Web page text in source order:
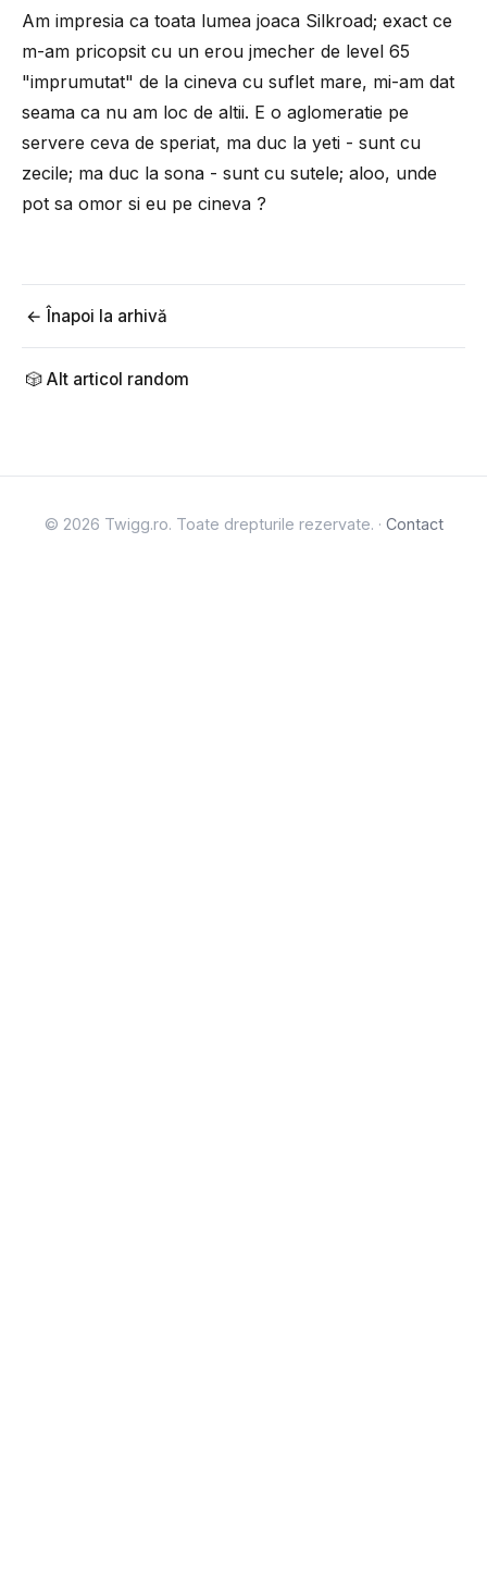
Am impresia ca toata lumea joaca Silkroad; exact ce
m-am pricopsit cu un erou jmecher de level 65
"imprumutat" de la cineva cu suflet mare, mi-am dat
seama ca nu am loc de altii. E o aglomeratie pe
servere ceva de speriat, ma duc la yeti - sunt cu
zecile; ma duc la sona - sunt cu sutele; aloo, unde
pot sa omor si eu pe cineva ?
← Înapoi la arhivă
🎲 Alt articol random
© 2026 Twigg.ro. Toate drepturile rezervate. · Contact